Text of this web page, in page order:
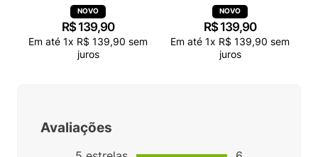
PRETO 38115
R$ 139,90
Em até 1x R$ 139,90 sem
juros
PRETO 38115
R$ 139,90
Em até 1x R$ 139,90 sem
juros
Avaliações